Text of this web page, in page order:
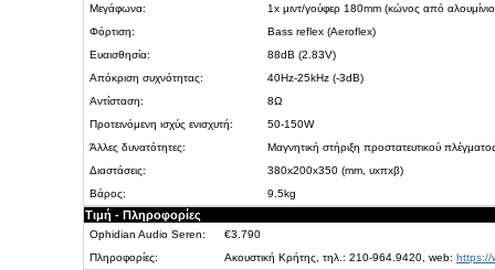
Μεγάφωνα:
1x μιντ/γούφερ 180mm (κώνος από
Φόρτιση:
Bass reflex (Aeroflex)
Ευαισθησία:
88dB (2.83V)
Απόκριση συχνότητας:
40Hz-25kHz (-3dB)
Αντίσταση:
8Ω
Προτεινόμενη ισχύς ενισχυτή:
50-150W
Άλλες δυνατότητες:
Μαγνητική στήριξη προστατευτικού
Διαστάσεις:
380x200x350 (mm, υxπxβ)
Βάρος:
9.5kg
Τιμή - Πληροφορίες
Ophidian Audio Seren:
€3.790
Πληροφορίες:
Ακουστική Κρήτης, τηλ.: 210-964.9420, web: https://